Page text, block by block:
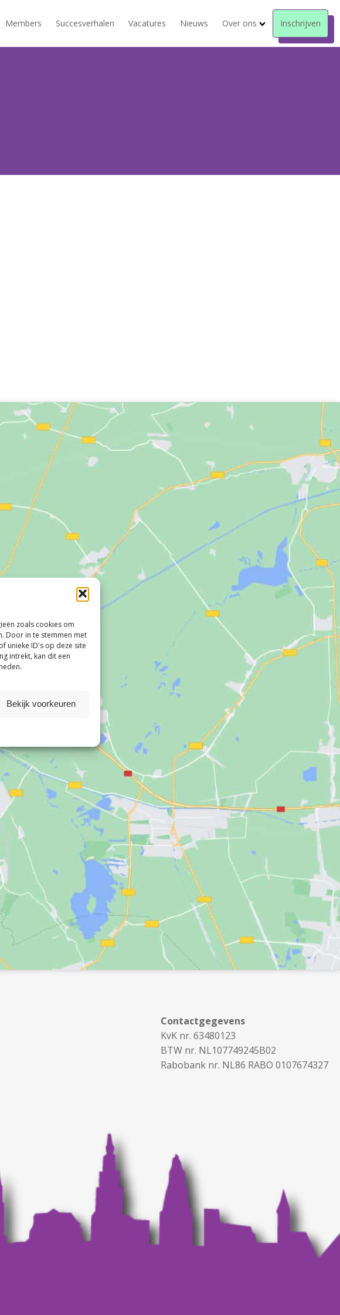
zoals cookies om
Door in te stemmen met
unieke ID's op deze site
intrekt, kan dit een
Bekijk voorkeuren
Members Succesverhalen Vacatures Nieuws Over ons Inschrijven
Contactgegevens
KvK nr. 63480123
BTW nr. NL107749245B02
Rabobank nr. NL86 RABO 0107674327